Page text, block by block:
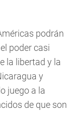
podrán
poder casi
la libertad y la
y
juego a la
de que son